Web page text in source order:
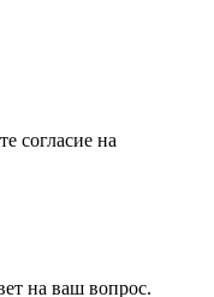
согласие на
на ваш вопрос.